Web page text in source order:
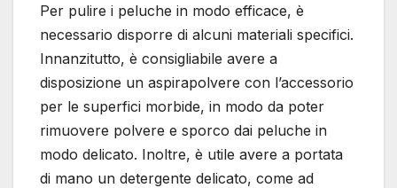
Per pulire i peluche in modo efficace, è
necessario disporre di alcuni materiali specifici.
Innanzitutto, è consigliabile avere a
disposizione un aspirapolvere con l’accessorio
per le superfici morbide, in modo da poter
rimuovere polvere e sporco dai peluche in
modo delicato. Inoltre, è utile avere a portata
di mano un detergente delicato, come ad